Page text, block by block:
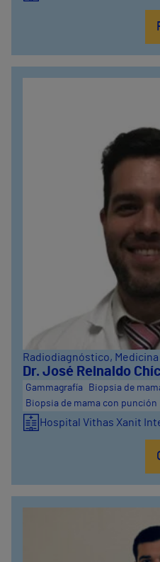
Radiodiagnóstico,
Dr. José Reinaldo
Gammagrafía
Biopsia de
Biopsia de mama con punción
Hospital Vithas Xanit